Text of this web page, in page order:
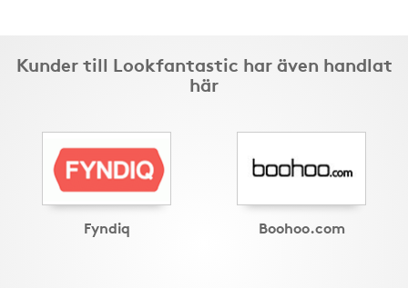
Kunder till Lookfantastic har även handlat
här
Fyndiq Boohoo.com